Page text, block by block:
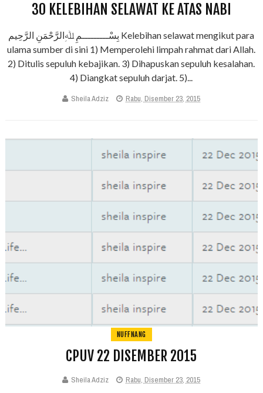
30 KELEBIHAN SELAWAT KE ATAS NABI
بِسْـــــــــمِ ﷲِالرَّحْمَنِ الرَّحِيم Kelebihan selawat mengikut para
ulama sumber di sini 1) Memperolehi limpah rahmat dari Allah.
2) Ditulis sepuluh kebajikan. 3) Dihapuskan sepuluh kesalahan.
4) Diangkat sepuluh darjat. 5)...
Sheila Adziz Rabu, Disember 23, 2015
NUFFNANG
CPUV 22 DISEMBER 2015
Sheila Adziz Rabu, Disember 23, 2015